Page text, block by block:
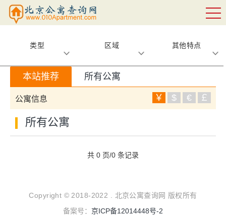
类型 区域 其他特点
本站推荐 所有公寓
公寓信息 ￥ $ € ￡
所有公寓
共 0 页/0 条记录
Copyright © 2018-2022 . 北京公寓查询网 版权所有
备案号： 京ICP备12014448号-2